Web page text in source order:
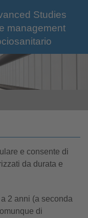
Studies
management
e consente di
da durata e
2 anni (a seconda
di